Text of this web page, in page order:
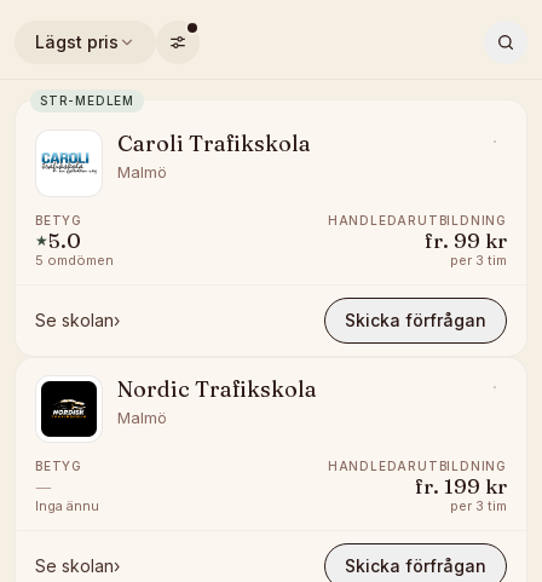
Lägst pris
STR-MEDLEM
Caroli Trafikskola
Malmö
BETYG
★5.0
5 omdömen
HANDLEDARUTBILDNING
fr. 99 kr
per 3 tim
Se skolan› Skicka förfrågan
Nordic Trafikskola
Malmö
BETYG
—
Inga ännu
HANDLEDARUTBILDNING
fr. 199 kr
per 3 tim
Se skolan› Skicka förfrågan